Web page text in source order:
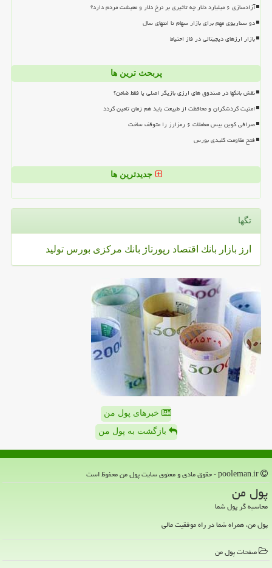
آزادسازی ۶ میلیارد دلار چه تاثیری بر نرخ دلار و معیشت مردم دارد؟
دو سناریوی مهم برای بازار سهام تا انتهای سال
بازار ارزهای دیجیتالی در فاز احتیاط
پربحث ترین ها
نقش بانکها در صندوق های ارزی بازیگر اصلی یا فقط ضامن؟
امنیت گردشگران و محافظت از طبیعت باید هم زمان تامین گردد
صرافی کوین بیس معاملات ۶ رمزارز را متوقف ساخت
فتح مقاومت کلیدی بورس
جدیدترین ها
تگها
ارز بازار بانك اقتصاد رپورتاژ بانك مركزی بورس تولید
خبرهای پول من
بازگشت به پول من
پول من
محاسبه گر پول شما
پول من، همراه شما در راه موفقیت مالی
صفحات پول من